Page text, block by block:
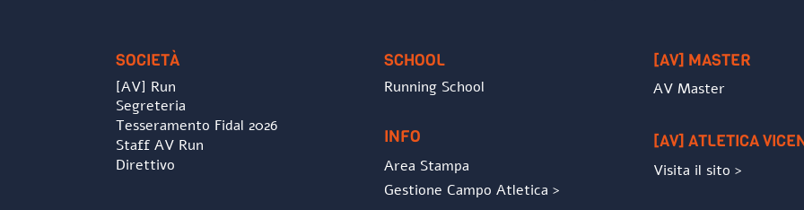
SOCIETÀ
[AV] Run
Segreteria
Tesseramento Fidal 2026
Staff AV Run
Direttivo
SCHOOL
Running School
INFO
Area Stampa
Gestione Campo Atletica >
[AV] MASTER
AV Master
[AV] ATLETICA
Visita il sito >